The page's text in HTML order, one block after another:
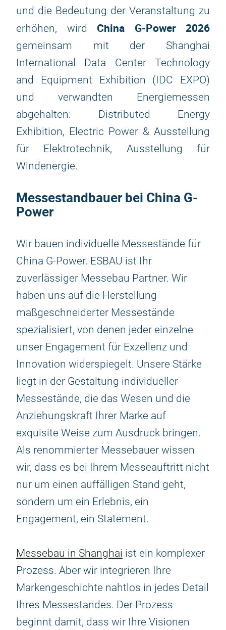
und die Bedeutung der Veranstaltung zu
erhöhen, wird China G-Power 2026
gemeinsam mit der Shanghai
International Data Center Technology
and Equipment Exhibition (IDC EXPO)
und verwandten Energiemessen
abgehalten: Distributed Energy
Exhibition, Electric Power & Ausstellung
für Elektrotechnik, Ausstellung für
Windenergie.
Messestandbauer bei China G-
Power
Wir bauen individuelle Messestände für
China G-Power. ESBAU ist Ihr
zuverlässiger Messebau Partner. Wir
haben uns auf die Herstellung
maßgeschneiderter Messestände
spezialisiert, von denen jeder einzelne
unser Engagement für Exzellenz und
Innovation widerspiegelt. Unsere Stärke
liegt in der Gestaltung individueller
Messestände, die das Wesen und die
Anziehungskraft Ihrer Marke auf
exquisite Weise zum Ausdruck bringen.
Als renommierter Messebauer wissen
wir, dass es bei Ihrem Messeauftritt nicht
nur um einen auffälligen Stand geht,
sondern um ein Erlebnis, ein
Engagement, ein Statement.
Messebau in Shanghai ist ein komplexer
Prozess. Aber wir integrieren Ihre
Markengeschichte nahtlos in jedes Detail
Ihres Messestandes. Der Prozess
beginnt damit, dass wir Ihre Visionen